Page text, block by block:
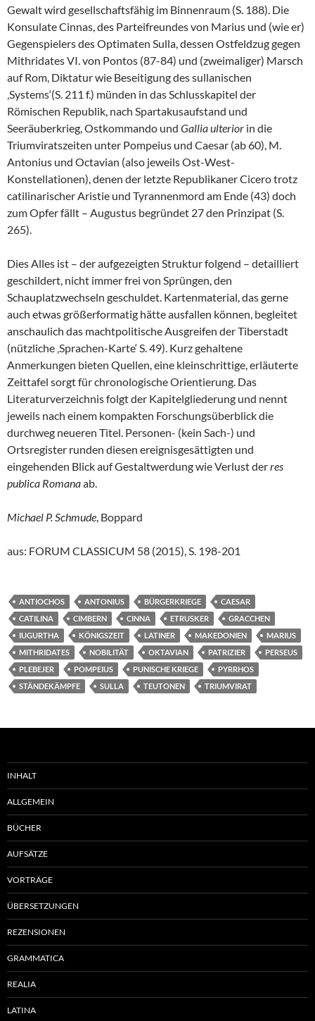
Gewalt wird gesellschaftsfähig im Binnenraum (S. 188). Die
Konsulate Cinnas, des Parteifreundes von Marius und (wie er)
Gegenspielers des Optimaten Sulla, dessen Ostfeldzug gegen
Mithridates VI. von Pontos (87-84) und (zweimaliger) Marsch
auf Rom, Diktatur wie Beseitigung des sullanischen
‚Systems‘(S. 211 f.) münden in das Schlusskapitel der
Römischen Republik, nach Spartakusaufstand und
Seeräuberkrieg, Ostkommando und Gallia ulterior in die
Triumviratszeiten unter Pompeius und Caesar (ab 60), M.
Antonius und Octavian (also jeweils Ost-West-
Konstellationen), denen der letzte Republikaner Cicero trotz
catilinarischer Aristie und Tyrannenmord am Ende (43) doch
zum Opfer fällt – Augustus begründet 27 den Prinzipat (S.
265).
Dies Alles ist – der aufgezeigten Struktur folgend – detailliert
geschildert, nicht immer frei von Sprüngen, den
Schauplatzwechseln geschuldet. Kartenmaterial, das gerne
auch etwas größerformatig hätte ausfallen können, begleitet
anschaulich das machtpolitische Ausgreifen der Tiberstadt
(nützliche ‚Sprachen-Karte‘ S. 49). Kurz gehaltene
Anmerkungen bieten Quellen, eine kleinschrittige, erläuterte
Zeittafel sorgt für chronologische Orientierung. Das
Literaturverzeichnis folgt der Kapitelgliederung und nennt
jeweils nach einem kompakten Forschungsüberblick die
durchweg neueren Titel. Personen- (kein Sach-) und
Ortsregister runden diesen ereignisgesättigten und
eingehenden Blick auf Gestaltwerdung wie Verlust derres
publica Romanaab.
Michael P. Schmude, Boppard
aus: FORUM CLASSICUM 58 (2015), S. 198-201
ANTIOCHOS ANTONIUS BÜRGERKRIEGE
CAESAR
CATILINA
CIMBERN CINNA ETRUSKER
GRACCHEN
IUGURTHA
KÖNIGSZEIT LATINER MAKEDONIEN
MARIUS
MITHRIDATES
NOBILITÄT OKTAVIAN PATRIZIER
PERSEUS
PLEBEJER
POMPEIUS PUNISCHE KRIEGE
PYRRHOS
STÄNDEKÄMPFE
SULLA TEUTONEN TRIUMVIRAT
INHALT
ALLGEMEIN
BÜCHER
AUFSÄTZE
VORTRÄGE
ÜBERSETZUNGEN
REZENSIONEN
GRAMMATICA
REALIA
LATINA